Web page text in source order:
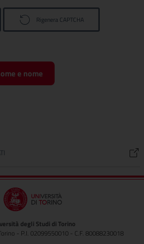
Rigenera CAPTCHA
e nome
degli Studi di Torino
- P.I. 02099550010 - C.F. 80088230018